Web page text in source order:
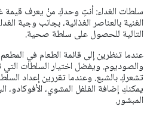
سلطات الغداء: أنتِ وحدكِ منْ يعرف قيمة
الغنية بالعناصر الغذائية، بجانب وجبة
التالية للحصول على سلطة صحية.
عندما تنظرين إلى قائمة الطعام في
والصوديوم. ويفضل اختيار السلطات التي
تشعركِ بالشبع. وعندما تقررين إعداد
يمكنكِ إضافة الفلفل المشوي،
المبشور.